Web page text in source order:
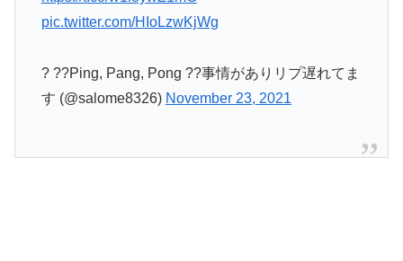
pic.twitter.com/HIoLzwKjWg
? ??Ping, Pang, Pong ??事情がありリプ遅れてま
す (@salome8326) November 23, 2021